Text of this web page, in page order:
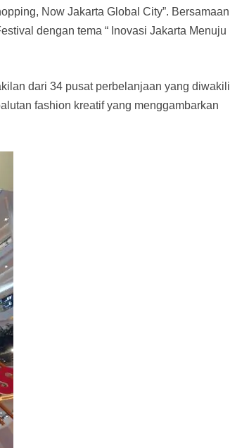
Now Jakarta Global City”. Bersamaan
dengan tema “ Inovasi Jakarta Menuju
dari 34 pusat perbelanjaan yang diwakili
fashion kreatif yang menggambarkan